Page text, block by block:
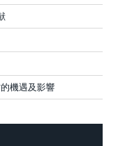
機遇及影響